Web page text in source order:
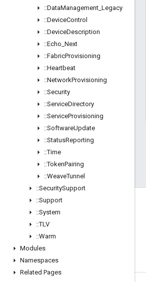
::DataManagement Legacy
::DeviceControl
::DeviceDescription
::Echo Next
::FabricProvisioning
::Heartbeat
::NetworkProvisioning
::Security
::ServiceDirectory
::ServiceProvisioning
::SoftwareUpdate
::StatusReporting
::Time
::TokenPairing
::WeaveTunnel
::SecuritySupport
::Support
::System
::TLV
::Warm
Modules
Namespaces
Related Pages
GitHub
Happy
OpenThread